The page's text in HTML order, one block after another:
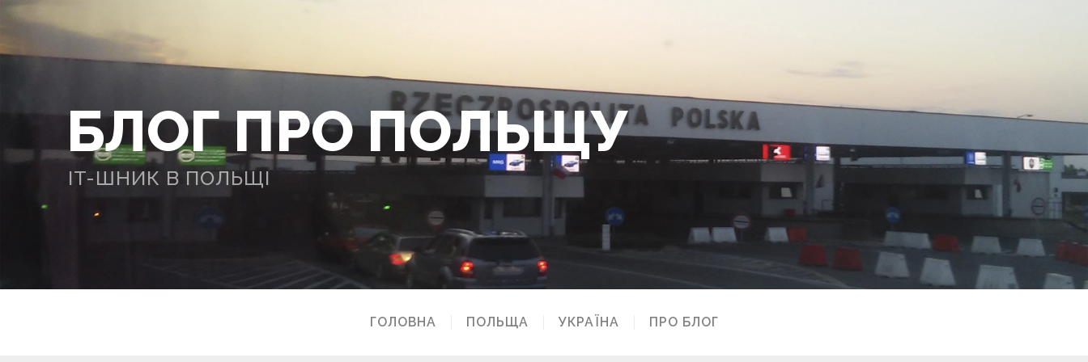
БЛОГ ПРО ПОЛЬЩУ
IT-ШНИК В ПОЛЬЩІ
ГОЛОВНА ПОЛЬЩА УКРАЇНА ПРО БЛОГ